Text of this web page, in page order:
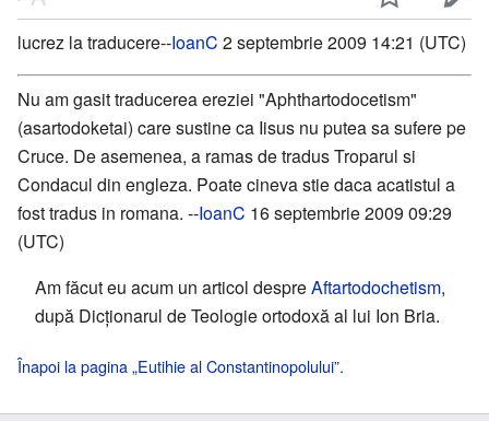
lucrez la traducere--IoanC 2 septembrie 2009 14:21 (UTC)
Nu am gasit traducerea ereziei "Aphthartodocetism"
(asartodoketai) care sustine ca Iisus nu putea sa sufere pe
Cruce. De asemenea, a ramas de tradus Troparul si
Condacul din engleza. Poate cineva stie daca acatistul a
fost tradus in romana. --IoanC 16 septembrie 2009 09:29
(UTC)
Am făcut eu acum un articol despreAftartodochetism,
după Dicţionarul de Teologie ortodoxă al lui Ion Bria.
Înapoi la pagina „Eutihie al Constantinopolului”.